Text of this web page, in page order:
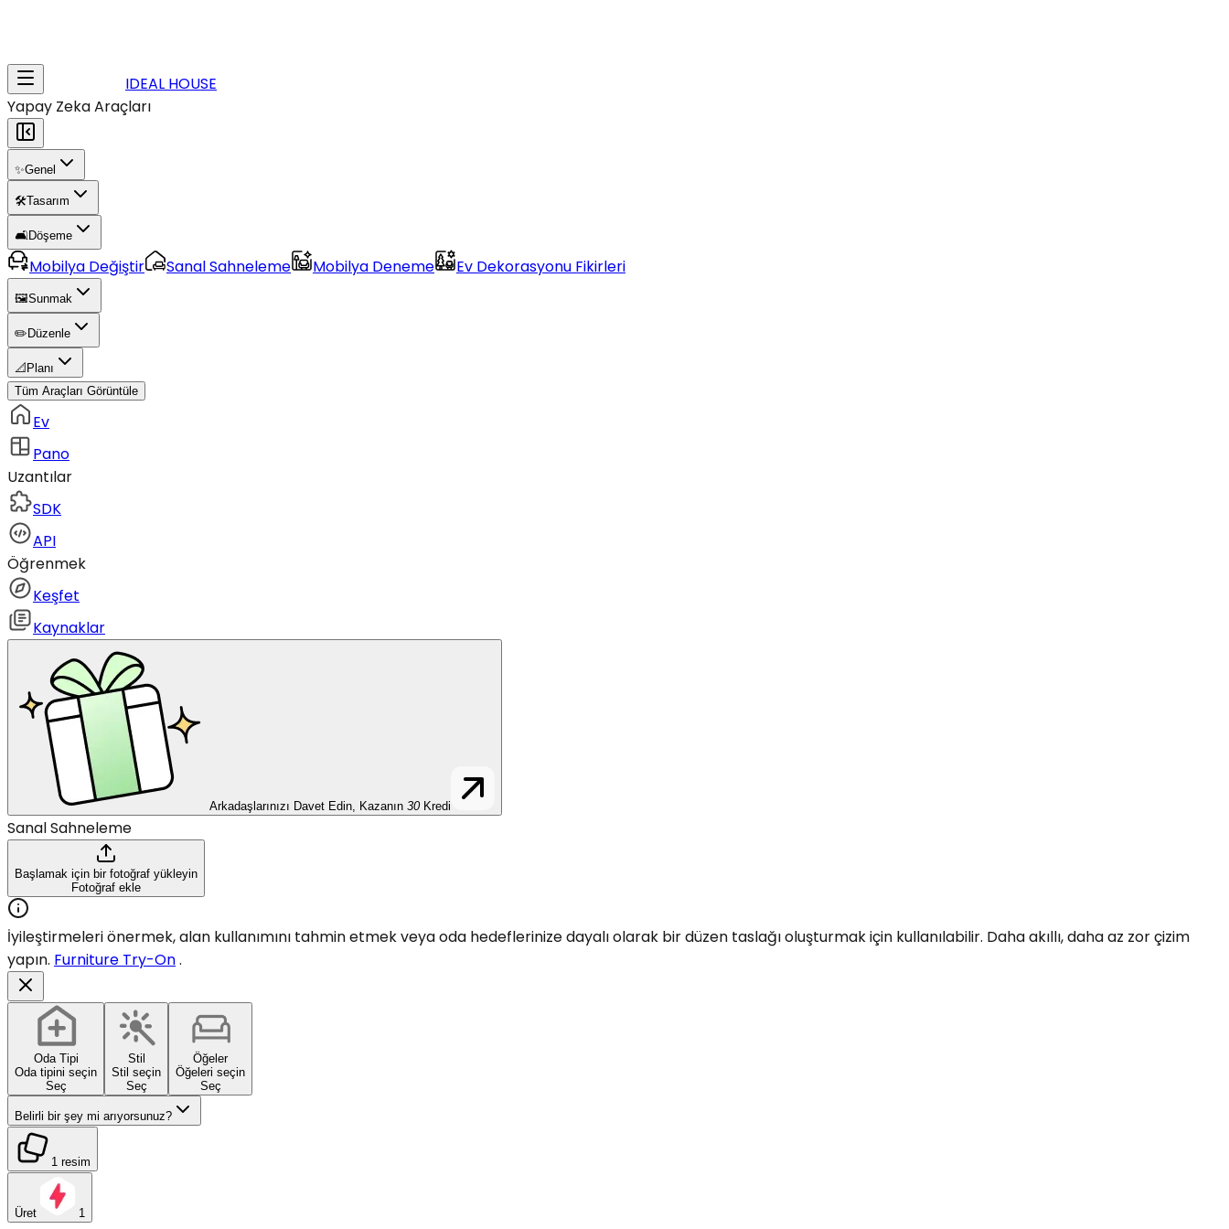
IDEAL HOUSE
Yapay Zeka Araçları
✨Genel
🛠️Tasarım
🛋️Döşeme
Mobilya Değiştir Sanal Sahneleme Mobilya Deneme Ev Dekorasyonu Fikirleri
🖼️Sunmak
✏️ Düzenle
📐 Planı
Tüm Araçları Görüntüle
Ev
Pano
Uzantılar
SDK
API
Öğrenmek
Keşfet
Kaynaklar
Arkadaşlarınızı Davet Edin, Kazanın 30 Kredi
Sanal Sahneleme
Başlamak için bir fotoğraf yükleyin
Fotoğraf ekle
İyileştirmeleri önermek, alan kullanımını tahmin etmek veya oda hedeflerinize dayalı olarak bir düzen taslağı oluşturmak için kullanılabilir. Daha akıllı, daha az zor çizim
yapın. Furniture Try-On.
Oda Tipi
Oda tipini seçin
Seç
Stil
Stil seçin
Seç
Öğeler
Öğeleri seçin
Seç
Belirli bir şey mi arıyorsunuz?
1 resim
Üret 1